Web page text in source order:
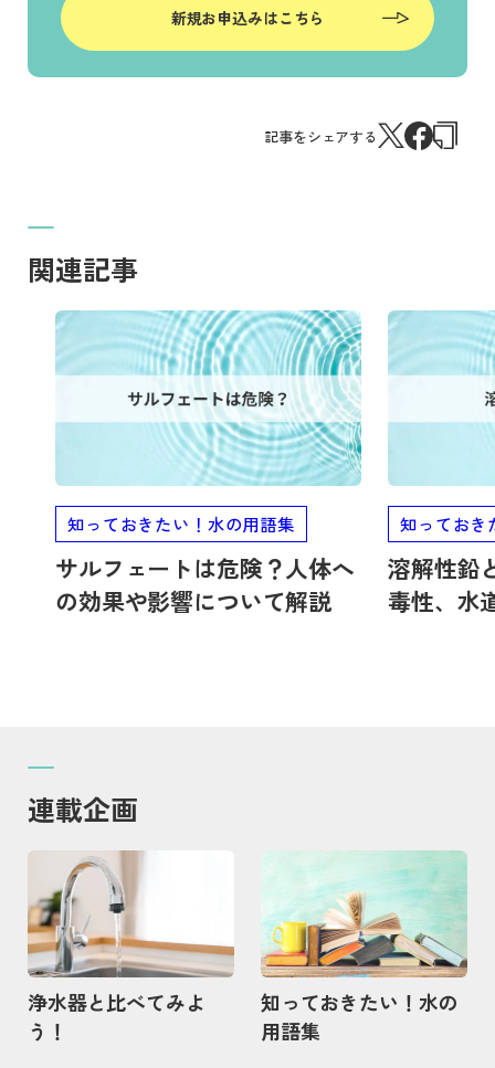
新規お申込みはこちら
記事をシェアする
関連記事
知っておきたい！水の用語集
サルフェートは危険？人体へ
の効果や影響について解説
記事を読む
知っておき
溶解性鉛
毒性、水
記事を読む
連載企画
浄水器と比べてみよ
う！
記事を読む
知っておきたい！水の
用語集